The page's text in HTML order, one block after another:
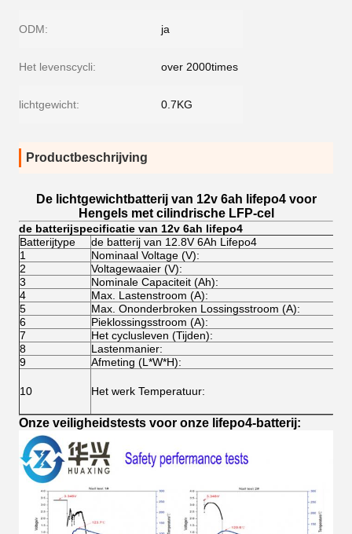
ODM: ja
Het levenscycli: over 2000times
lichtgewicht: 0.7KG
Productbeschrijving
De lichtgewichtbatterij van 12v 6ah lifepo4 voor
Hengels met cilindrische LFP-cel
de batterijspecificatie van 12v 6ah lifepo4
Batterijtype
de batterij van 12.8V 6Ah Lifepo4
1
Nominaal Voltage (V):
2
Voltagewaaier (V):
3
Nominale Capaciteit (Ah):
4
Max. Lastenstroom (A):
5
Max. Ononderbroken Lossingsstroom (A):
6
Pieklossingsstroom (A):
7
Het cyclusleven (Tijden):
8
Lastenmanier:
9
Afmeting (L*W*H):
10 Het werk Temperatuur:
Onze veiligheidstests voor onze lifepo4-batterij: